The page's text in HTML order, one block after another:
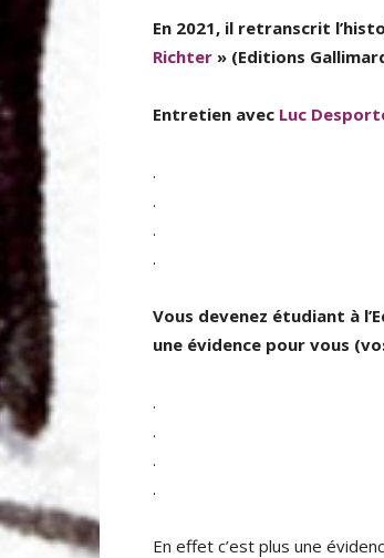
En 2021, il retranscrit
Richter » (Editions
Entretien avec Luc
.
.
.
.
Vous devenez étudiant à
une évidence pour vous
.
.
.
.
En effet c’est plus une